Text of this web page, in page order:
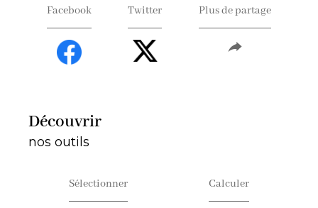
Facebook Twitter Plus de partage
découvrir
nos outils
Sélectionner Calculer